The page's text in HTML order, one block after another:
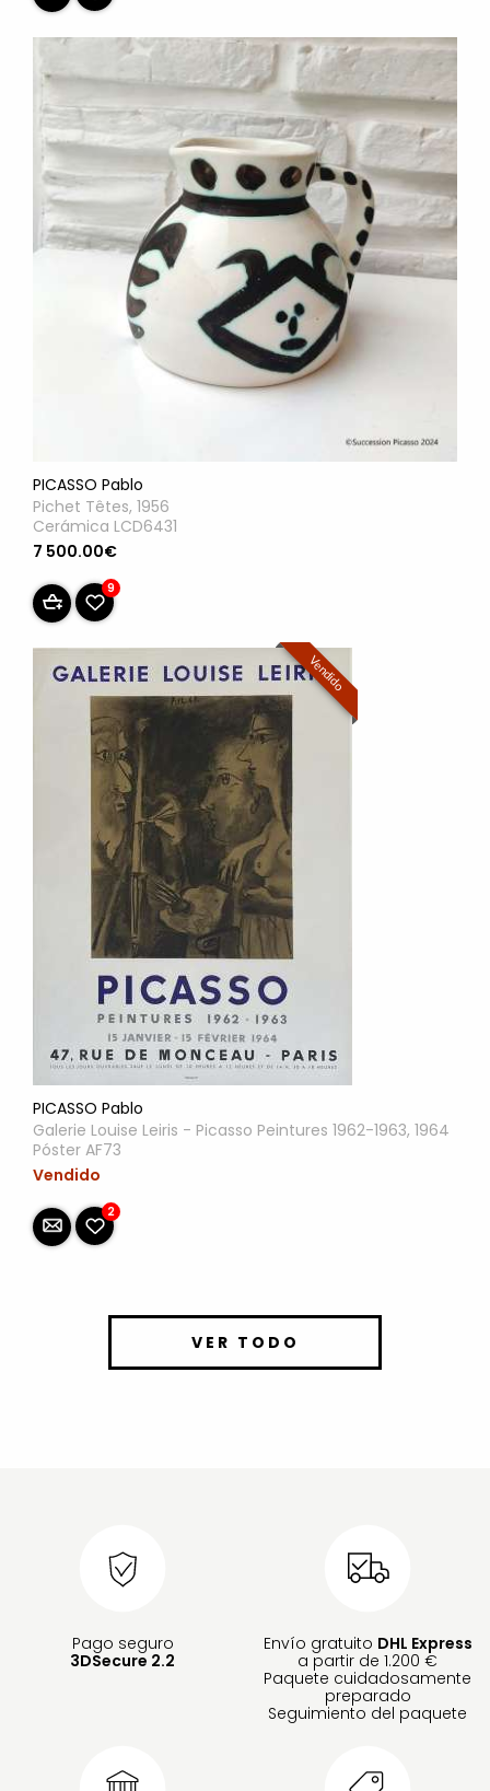
PICASSO Pablo
Pichet Têtes, 1956
Cerámica LCD6431
7 500.00€
9
Vendido
PICASSO Pablo
Galerie Louise Leiris - Picasso Peintures 1962-1963, 1964
Póster AF73
Vendido
2
VER TODO
Pago seguro
3DSecure 2.2
Envío gratuito DHL Express
a partir de 1.200 €
Paquete cuidadosamente
preparado
Seguimiento del paquete